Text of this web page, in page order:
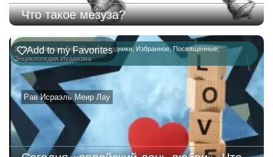
Что такое мезуза?
15 ава,главная,Еврейские праздники, Избранное,Посвященные,
Энциклопедия Иудаизма
Рав Исраэль Меир Лау
Add to my Favorites